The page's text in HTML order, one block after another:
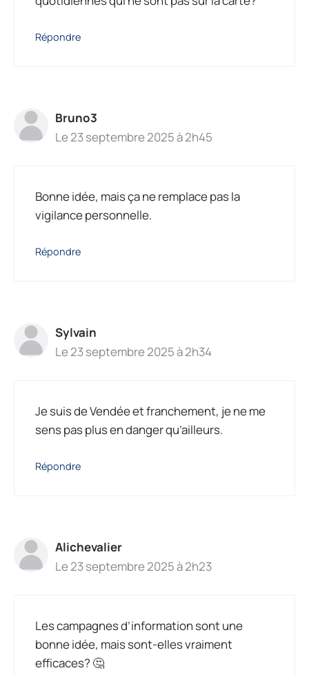
Répondre
Bruno3
Le 23 septembre 2025 à 2h45
Bonne idée, mais ça ne remplace pas la
vigilance personnelle.
Répondre
Sylvain
Le 23 septembre 2025 à 2h34
Je suis de Vendée et franchement, je ne me
sens pas plus en danger qu’ailleurs.
Répondre
Alichevalier
Le 23 septembre 2025 à 2h23
Les campagnes d’information sont une
bonne idée, mais sont-elles vraiment
efficaces? 🤔